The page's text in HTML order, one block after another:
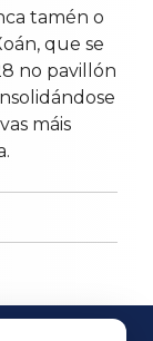
tamén o
que se
no pavillón
máis